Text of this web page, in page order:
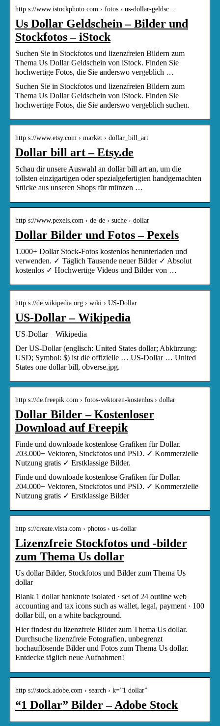
http s://www.istockphoto.com › fotos › us-dollar-geldsc…
Us Dollar Geldschein – Bilder und
Stockfotos – iStock
Suchen Sie in Stockfotos und lizenzfreien Bildern zum
Thema Us Dollar Geldschein von iStock. Finden Sie
hochwertige Fotos, die Sie anderswo vergeblich …
Suchen Sie in Stockfotos und lizenzfreien Bildern zum
Thema Us Dollar Geldschein von iStock. Finden Sie
hochwertige Fotos, die Sie anderswo vergeblich suchen.
http s://www.etsy.com › market › dollar_bill_art
Dollar bill art – Etsy.de
Schau dir unsere Auswahl an dollar bill art an, um die
tollsten einzigartigen oder spezialgefertigten handgemachten
Stücke aus unseren Shops für münzen …
http s://www.pexels.com › de-de › suche › dollar
Dollar Bilder und Fotos – Pexels
1.000+ Dollar Stock-Fotos kostenlos herunterladen und
verwenden. ✓ Täglich Tausende neuer Bilder ✓ Absolut
kostenlos ✓ Hochwertige Videos und Bilder von …
http s://de.wikipedia.org › wiki › US-Dollar
US-Dollar – Wikipedia
US-Dollar – Wikipedia
Der US-Dollar (englisch: United States dollar; Abkürzung:
USD; Symbol: $) ist die offizielle … US-Dollar … United
States one dollar bill, obverse.jpg.
http s://de.freepik.com › fotos-vektoren-kostenlos › dollar
Dollar Bilder – Kostenloser
Download auf Freepik
Finde und downloade kostenlose Grafiken für Dollar.
203.000+ Vektoren, Stockfotos und PSD. ✓ Kommerzielle
Nutzung gratis ✓ Erstklassige Bilder.
Finde und downloade kostenlose Grafiken für Dollar.
204.000+ Vektoren, Stockfotos und PSD. ✓ Kommerzielle
Nutzung gratis ✓ Erstklassige Bilder
http s://create.vista.com › photos › us-dollar
Lizenzfreie Stockfotos und -bilder
zum Thema Us dollar
Us dollar Bilder, Stockfotos und Bilder zum Thema Us
dollar
Blank 1 dollar banknote isolated · set of 24 outline web
accounting and tax icons such as wallet, legal, payment · 100
dollar bill, on a white background.
Hier findest du lizenzfreie Bilder zum Thema Us dollar.
Durchsuche lizenzfreie Fotografien, unbegrenzt
hochauflösende Bilder und Fotos zum Thema Us dollar.
Entdecke täglich neue Aufnahmen!
http s://stock.adobe.com › search › k=”1 dollar”
“1 Dollar” Bilder – Adobe Stock